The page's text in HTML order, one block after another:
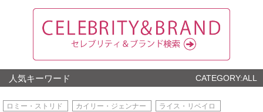
人気キーワード CATEGORY:ALL
ロミー・ストリド カイリー・ジェンナー ライス・リベイロ